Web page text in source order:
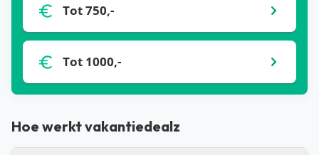
Tot 750,-
Tot 1000,-
Hoe werkt vakantiedealz